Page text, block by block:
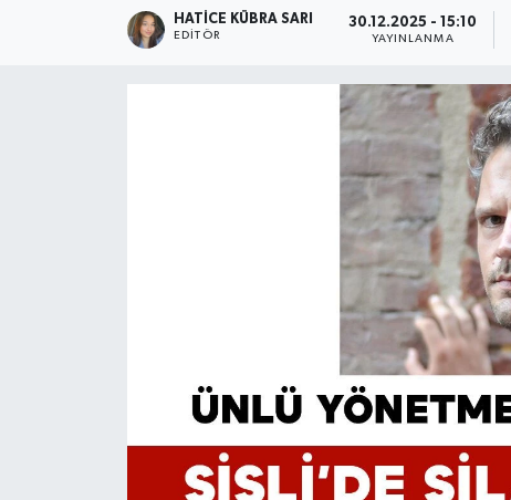
HATICE KÜBRA SARI
EDITÖR
30.12.2025 - 15:10
YAYINLANMA